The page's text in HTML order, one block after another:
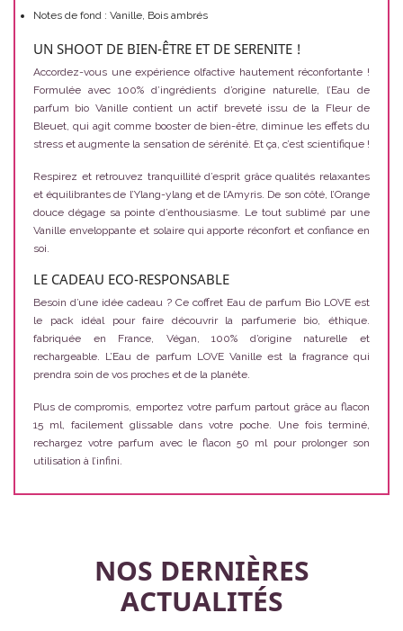
Notes de fond : Vanille, Bois ambrés
UN SHOOT DE BIEN-ÊTRE ET DE SERENITE !
Accordez-vous une expérience olfactive hautement réconfortante !
Formulée avec 100% d’ingrédients d’origine naturelle, l’Eau de
parfum bio Vanille contient un actif breveté issu de la Fleur de
Bleuet, qui agit comme booster de bien-être, diminue les effets du
stress et augmente la sensation de sérénité. Et ça, c’est scientifique !
Respirez et retrouvez tranquillité d’esprit grâce qualités relaxantes
et équilibrantes de l’Ylang-ylang et de l’Amyris. De son côté, l’Orange
douce dégage sa pointe d’enthousiasme. Le tout sublimé par une
Vanille enveloppante et solaire qui apporte réconfort et confiance en
soi.
LE CADEAU ECO-RESPONSABLE
Besoin d’une idée cadeau ? Ce coffret Eau de parfum Bio LOVE est
le pack idéal pour faire découvrir la parfumerie bio, éthique.
fabriquée en France, Végan, 100% d’origine naturelle et
rechargeable. L’Eau de parfum LOVE Vanille est la fragrance qui
prendra soin de vos proches et de la planète.
Plus de compromis, emportez votre parfum partout grâce au flacon
15 ml, facilement glissable dans votre poche. Une fois terminé,
rechargez votre parfum avec le flacon 50 ml pour prolonger son
utilisation à l’infini.
NOS DERNIÈRES
ACTUALITÉS